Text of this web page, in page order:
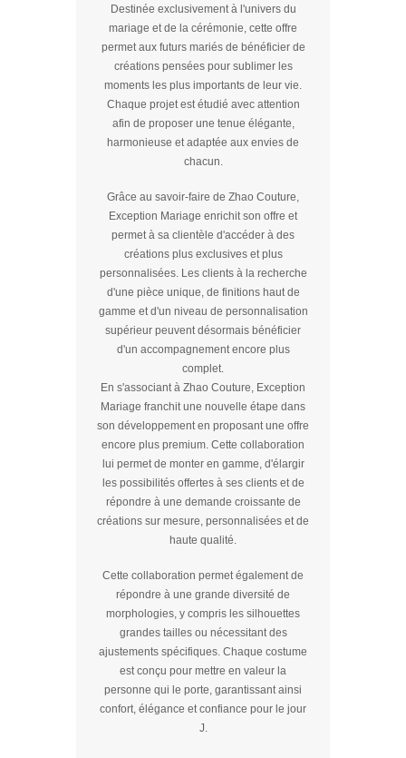
Destinée exclusivement à l'univers du
mariage et de la cérémonie, cette offre
permet aux futurs mariés de bénéficier de
créations pensées pour sublimer les
moments les plus importants de leur vie.
Chaque projet est étudié avec attention
afin de proposer une tenue élégante,
harmonieuse et adaptée aux envies de
chacun.
Grâce au savoir-faire de Zhao Couture,
Exception Mariage enrichit son offre et
permet à sa clientèle d'accéder à des
créations plus exclusives et plus
personnalisées. Les clients à la recherche
d'une pièce unique, de finitions haut de
gamme et d'un niveau de personnalisation
supérieur peuvent désormais bénéficier
d'un accompagnement encore plus
complet.
En s'associant à Zhao Couture, Exception
Mariage franchit une nouvelle étape dans
son développement en proposant une offre
encore plus premium. Cette collaboration
lui permet de monter en gamme, d'élargir
les possibilités offertes à ses clients et de
répondre à une demande croissante de
créations sur mesure, personnalisées et de
haute qualité.
Cette collaboration permet également de
répondre à une grande diversité de
morphologies, y compris les silhouettes
grandes tailles ou nécessitant des
ajustements spécifiques. Chaque costume
est conçu pour mettre en valeur la
personne qui le porte, garantissant ainsi
confort, élégance et confiance pour le jour
J.